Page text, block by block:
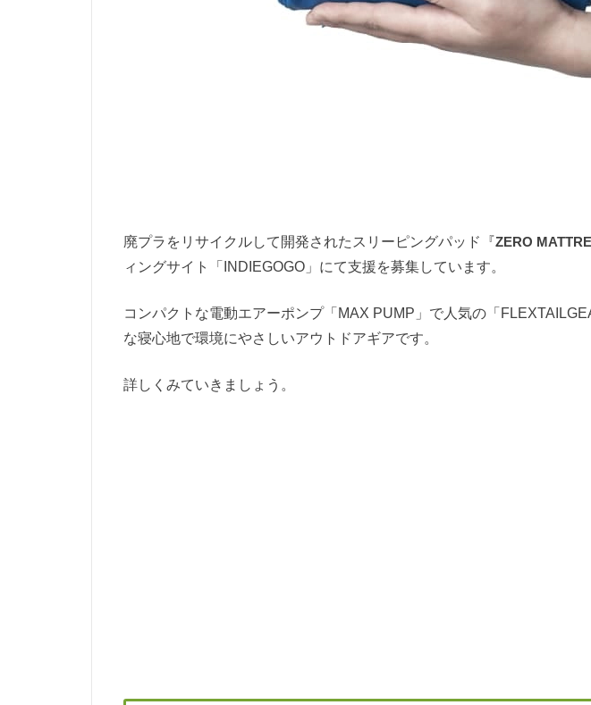
廃プラをリサイクルして開発されたスリーピングパッド『ZERO
ィングサイト「INDIEGOGO」にて支援を募集しています。
コンパクトな電動エアーポンプ「MAX PUMP」で人気の「
な寝心地で環境にやさしいアウトドアギアです。
詳しくみていきましょう。